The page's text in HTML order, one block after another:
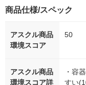
商品仕様/スペック
アスクル商品
環境スコア
50
アスクル商品
環境スコア詳
・容
すい